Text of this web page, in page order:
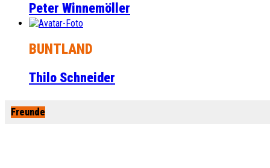
Peter Winnemöller
BUNTLAND
Thilo Schneider
Freunde